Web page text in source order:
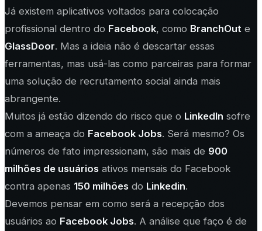
Já existem aplicativos voltados para colocação
profissional dentro do Facebook, como BranchOut e
GlassDoor. Mas a ideia não é descartar essas
ferramentas, mas usá-las como parceiras para formar
uma solução de recrutamento social ainda mais
abrangente.
Muitos já estão dizendo do risco que o LinkedIn sofre
com a ameaça do Facebook Jobs. Será mesmo? Os
números de fato impressionam, são mais de 900
milhões de usuários ativos mensais do Facebook
contra apenas 150 milhões do Linkedin.
Devemos pensar em como será a recepção dos
usuários ao Facebook Jobs. A análise que faço é de